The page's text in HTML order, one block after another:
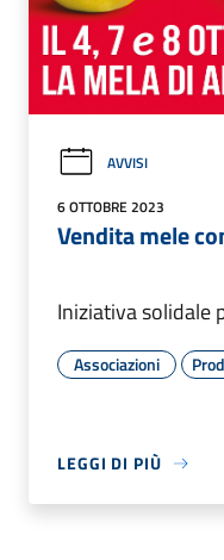
AVVISI
6 OTTOBRE 2023
Vendita mele
Iniziativa solidale
Associazioni
LEGGI DI PIÙ